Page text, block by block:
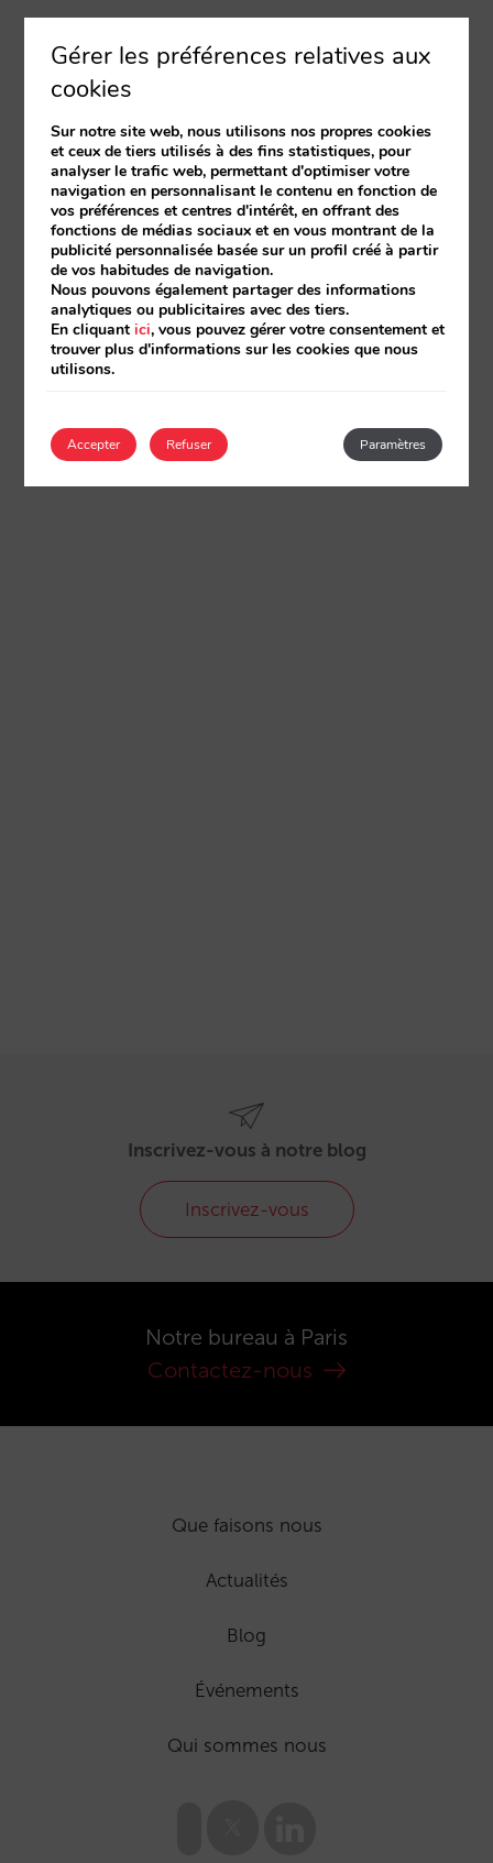
Inscrivez-vous à notre blog
Inscrivez-vous
Notre bureau à Paris
Contactez-nous
Que faisons nous
Actualités
Blog
Événements
Qui sommes nous
Gérer les préférences relatives aux
cookies
Sur notre site web, nous utilisons nos propres cookies
et ceux de tiers utilisés à des fins statistiques, pour
analyser le trafic web, permettant d'optimiser votre
navigation en personnalisant le contenu en fonction de
vos préférences et centres d'intérêt, en offrant des
fonctions de médias sociaux et en vous montrant de la
publicité personnalisée basée sur un profil créé à partir
de vos habitudes de navigation.
Nous pouvons également partager des informations
analytiques ou publicitaires avec des tiers.
En cliquantici, vous pouvez gérer votre consentement et
trouver plus d'informations sur les cookies que nous
utilisons.
Accepter Paramètres
Refuser